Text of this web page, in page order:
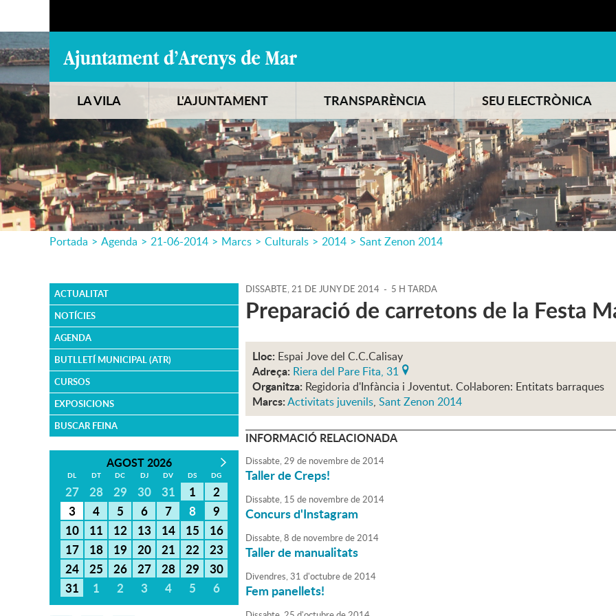
LA VILA L'AJUNTAMENT TRANSPARÈNCIA SEU ELECTRÒNICA
Portada > Agenda > 21-06-2014 > Marcs > Culturals > 2014 > Sant Zenon 2014
ACTUALITAT
NOTÍCIES
AGENDA
BUTLLETÍ MUNICIPAL (ATR)
CURSOS
EXPOSICIONS
BUSCAR FEINA
AGOST 2026
DL DT DC DJ DV DS DG
27 28 29 30 31 1
2
3
4 5 6 7 8
9
10
11 12 13 14 15
16
17
18 19 20 21 22
23
24
25 26 27 28 29
30
31
1 2 3 4 5 6
DISSABTE,21 DE JUNY DE 2014 - 5 H TARDA
Preparació de carretons de la Festa
Lloc: Espai Jove del C.C.Calisay
Adreça: Riera del Pare Fita, 31
Organitza: Regidoria d'Infància i Joventut. Col·laboren: Entitats barraques
Marcs:Activitats juvenils, Sant Zenon 2014
INFORMACIÓ RELACIONADA
Dissabte,29 de novembrede2014
Taller de Creps!
Dissabte, 15 de novembrede2014
Concurs d'Instagram
Dissabte,8 de novembrede2014
Taller de manualitats
Divendres,31 d'octubrede2014
Fem panellets!